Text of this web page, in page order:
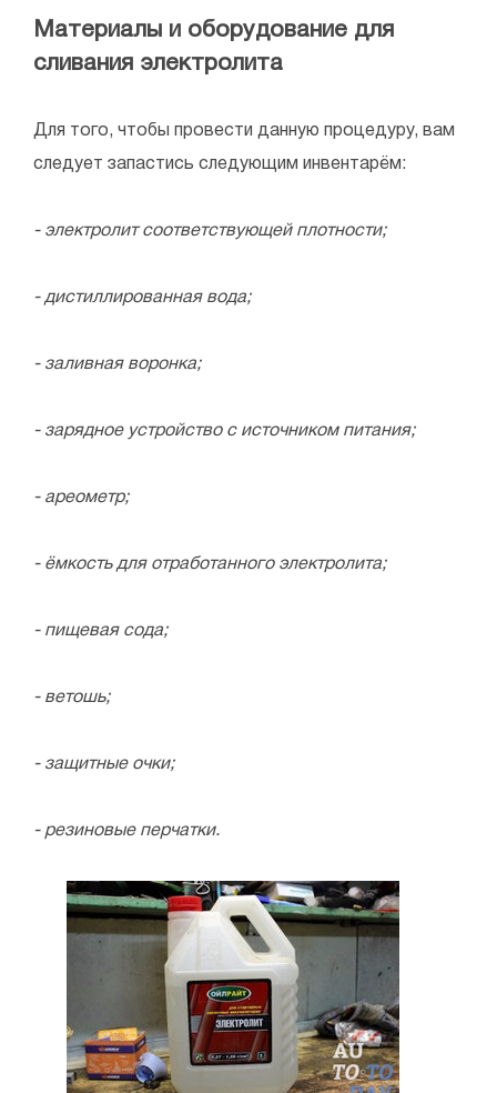
Материалы и оборудование для
сливания электролита
Для того, чтобы провести данную процедуру, вам
следует запастись следующим инвентарём:
- электролит соответствующей плотности;
- дистиллированная вода;
- заливная воронка;
- зарядное устройство с источником питания;
- ареометр;
- ёмкость для отработанного электролита;
- пищевая сода;
- ветошь;
- защитные очки;
- резиновые перчатки.